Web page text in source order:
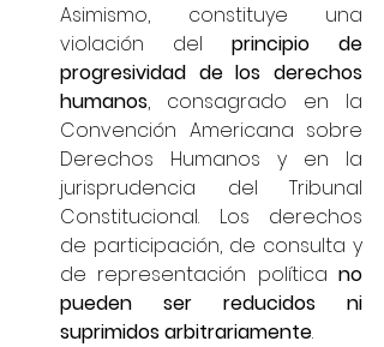
Asimismo, constituye una
violación del principio de
progresividad de los derechos
humanos, consagrado en la
Convención Americana sobre
Derechos Humanos y en la
jurisprudencia del Tribunal
Constitucional. Los derechos
de participación, de consulta y
de representación política no
pueden ser reducidos ni
suprimidos arbitrariamente.